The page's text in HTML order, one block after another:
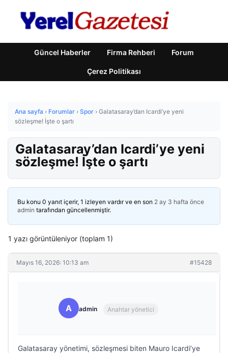
Güncel Haberler Firma Rehberi Forum
Çerez Politikası
Ana sayfa › Forumlar › Spor › Galatasaray’dan Icardi’ye yeni
sözleşme! İşte o şartı
Galatasaray’dan Icardi’ye yeni
sözleşme! İşte o şartı
Bu konu 0 yanıt içerir, 1 izleyen vardır ve en son 2 ay 3 hafta önce
admin tarafından güncellenmiştir.
1 yazı görüntüleniyor (toplam 1)
Mayıs 16, 2026: 10:13 am #15428
A admin Anahtar yönetici
Galatasaray yönetimi, sözleşmesi biten Mauro Icardi’ye